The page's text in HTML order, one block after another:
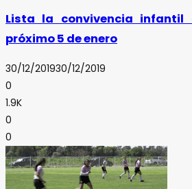
Lista la convivencia infantil
próximo 5 de enero
30/12/201930/12/2019
0
1.9K
0
0